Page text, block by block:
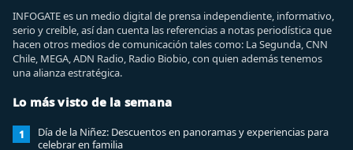
INFOGATE es un medio digital de prensa independiente, informativo,
serio y creíble, así dan cuenta las referencias a notas periodística que
hacen otros medios de comunicación tales como: La Segunda, CNN
Chile, MEGA, ADN Radio, Radio Biobio, con quien además tenemos
una alianza estratégica.
Lo más visto de la semana
1
Día de la Niñez: Descuentos en panoramas y experiencias para
celebrar en familia